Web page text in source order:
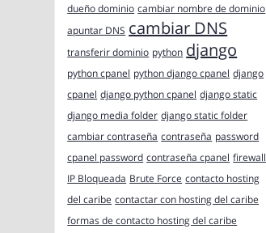
dueño dominio cambiar nombre de dominio
apuntar DNS cambiar DNS
transferir dominio python django
python cpanel python django cpanel django
cpanel django python cpanel django static
django media folder django static folder
cambiar contraseña contraseña password
cpanel password contraseña cpanel firewall
IP Bloqueada Brute Force contacto hosting
del caribe contactar con hosting del caribe
formas de contacto hosting del caribe